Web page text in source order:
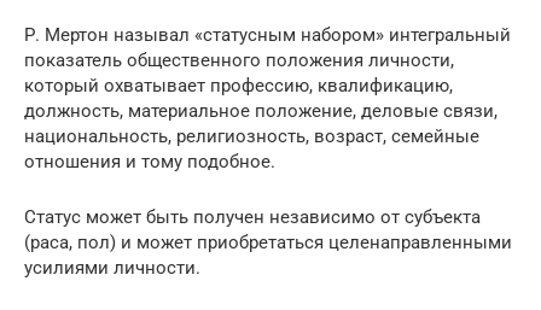
Р. Мертон называл «статусным набором» интегральный
показатель общественного положения личности,
который охватывает профессию, квалификацию,
должность, материальное положение, деловые связи,
национальность, религиозность, возраст, семейные
отношения и тому подобное.
Статус может быть получен независимо от субъекта
(раса, пол) и может приобретаться целенаправленными
усилиями личности.